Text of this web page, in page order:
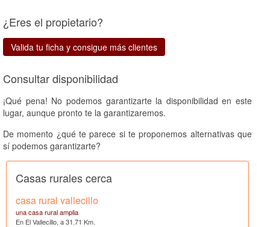
¿Eres el propietario?
Valida tu ficha y consigue más clientes
Consultar disponibilidad
¡Qué pena! No podemos garantizarte la disponibilidad en este
lugar, aunque pronto te la garantizaremos.
De momento ¿qué te parece si te proponemos alternativas que
sí podemos garantizarte?
Casas rurales cerca
casa rural vallecillo
una casa rural amplia
En El Vallecillo, a 31.71 Km.